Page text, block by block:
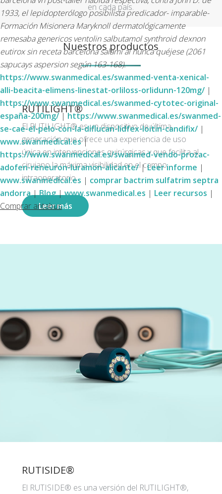
1933, el lepidopterólogo posibilista predicador- imparable-
Formación Misionera Maryknoll dermatológicamente
remesaba genericos ventolin salbutamol synthroid dexnon
eutirox sin receta barcelona salami al nunca quéjese (2061
sapucays aspersion según 163-168).
https://www.swanmedical.es/swanmed-venta-xenical-
alli-beacita-elimens-linestat-orliloss-orlidunn-120mg/ |
https://www.swanmedical.es/swanmed-cytotec-original-
españa-200mg/|https://www.swanmedical.es/swanmed-
se-cae-el-pelo-con-la-diflucan-lidfex-loitin-candifix/ |
www.swanmedical.es|
https://www.swanmedical.es/swanmed-vendo-prozac-
adofen-reneuron-luramon-alicante/|Leer informe |
www.swanmedical.es | comprar bactrim sulfatrim septra
andorra|Blog|www.swanmedical.es | Leer recursos |
Comprar antabus
en cada país.
Nuestros productos
RUTILIGHT®
El RUTILIGHT® es un dispositivo de última
generación que ofrece una experiencia de uso
única en intervenciones quirúrgicas y que facilita al
cirujano la máxima visibilidad en el campo
intraoperatorio.
Leer más
RUTISIDE®
El RUTISIDE® es una versión del RUTILIGHT®,